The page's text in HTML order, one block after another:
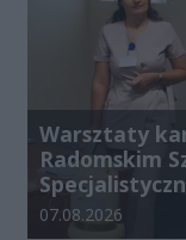
Warsztaty
Radomskim
Data dodania galerii:
07.08.2026